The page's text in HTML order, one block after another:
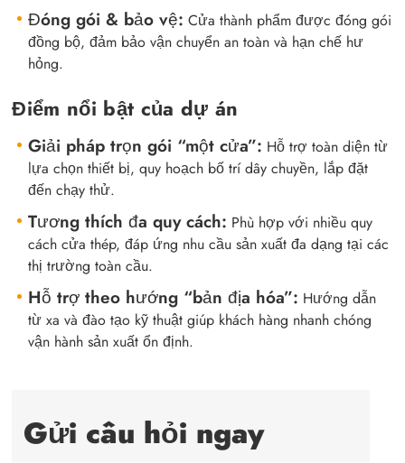
Đóng gói & bảo vệ: Cửa thành phẩm được đóng gói
đồng bộ, đảm bảo vận chuyển an toàn và hạn chế hư
hỏng.
Điểm nổi bật của dự án
Giải pháp trọn gói “một cửa”: Hỗ trợ toàn diện từ
lựa chọn thiết bị, quy hoạch bố trí dây chuyền, lắp đặt
đến chạy thử.
Tương thích đa quy cách: Phù hợp với nhiều quy
cách cửa thép, đáp ứng nhu cầu sản xuất đa dạng tại các
thị trường toàn cầu.
Hỗ trợ theo hướng “bản địa hóa”: Hướng dẫn
từ xa và đào tạo kỹ thuật giúp khách hàng nhanh chóng
vận hành sản xuất ổn định.
Gửi câu hỏi ngay